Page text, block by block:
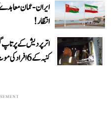
ایران-عمان معاہدے
انتظار!
کنبہ کے 6 افراد کی موت، وزیر اعلیٰ کا اظہارِ غم